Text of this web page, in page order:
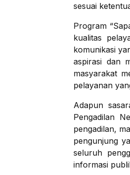
sesuai
Program
kualitas
komunikasi
aspirasi dan
masyarakat
pelayanan
Adapun
Pengadilan
pengadilan,
pengunjung
seluruh
informasi